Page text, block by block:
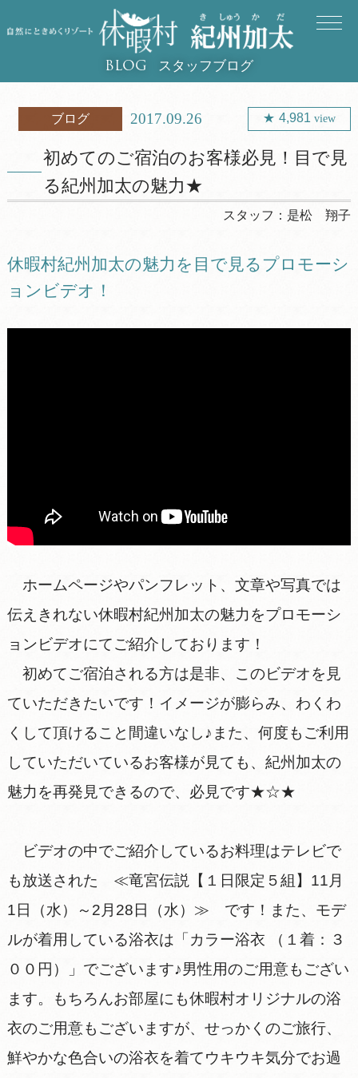
BLOG スタッフブログ
ブログ 2017.09.26 4,981view
初めてのご宿泊のお客様必見！目で見
る紀州加太の魅力★
スタッフ： 是松 翔子
休暇村紀州加太の魅力を目で見るプロモーシ
ョンビデオ！
ホームページやパンフレット、文章や写真では
伝えきれない休暇村紀州加太の魅力をプロモーシ
ョンビデオにてご紹介しております！
初めてご宿泊される方は是非、このビデオを見
ていただきたいです！イメージが膨らみ、わくわ
くして頂けること間違いなし♪また、何度もご利用
していただいているお客様が見ても、紀州加太の
魅力を再発見できるので、必見です★☆★
ビデオの中でご紹介しているお料理はテレビで
も放送された ≪竜宮伝説【１日限定５組】11月
1日（水）～2月28日（水）≫ です！また、モデ
ルが着用している浴衣は「カラー浴衣 （１着：３
００円）」でございます♪男性用のご用意もござい
ます。もちろんお部屋にも休暇村オリジナルの浴
衣のご用意もございますが、せっかくのご旅行、
鮮やかな色合いの浴衣を着てウキウキ気分でお過